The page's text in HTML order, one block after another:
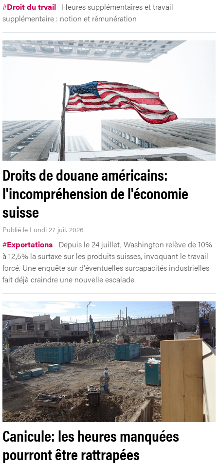
#Droit du trvail Heures supplémentaires et travail
supplémentaire : notion et rémunération
Droits de douane américains:
l'incompréhension de l'économie
suisse
Publié le Lundi 27 juil. 2026
#Exportations Depuis le 24 juillet, Washington relève de 10%
à 12,5% la surtaxe sur les produits suisses, invoquant le travail
forcé. Une enquête sur d'éventuelles surcapacités industrielles
fait déjà craindre une nouvelle escalade.
Canicule: les heures manquées
pourront être rattrapées